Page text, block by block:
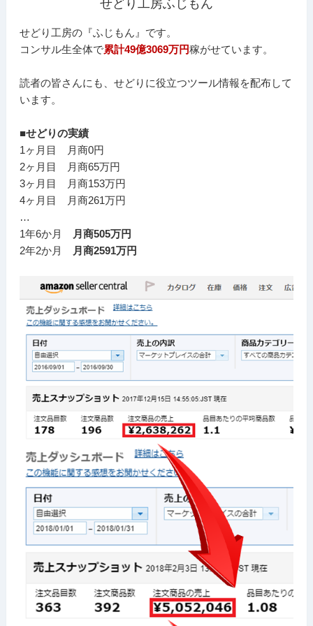
せどり工房ふじもん
せどり工房の『ふじもん』です。
コンサル生全体で累計49億3069万円稼がせています。
読者の皆さんにも、せどりに役立つツール情報を配布して
います。
■せどりの実績
1ヶ月目 月商0円
2ヶ月目 月商65万円
3ヶ月目 月商153万円
4ヶ月目 月商261万円
…
1年6か月
月商505万円
2年2か月
月商2591万円